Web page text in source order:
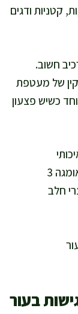
קטניות ודגים
חשוב.
לתפקוד תקין של מעטפת
כשיש פצעון
3
חלב
בעור